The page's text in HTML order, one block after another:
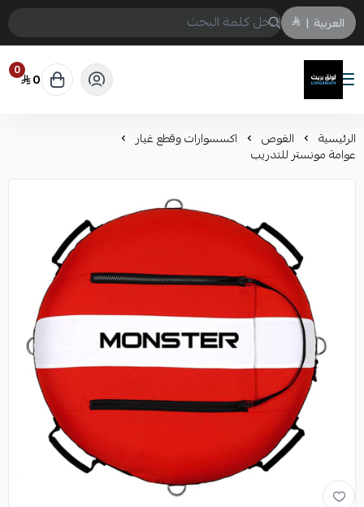
العربية |
لونق بريث
0 0
الرئيسية الغوص اكسسوارات وقطع غيار
عوامة مونستر للتدريب